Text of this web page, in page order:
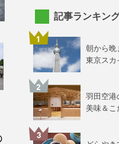
記事ランキン
朝から晩
東京スカ
羽田空港
美味＆こ